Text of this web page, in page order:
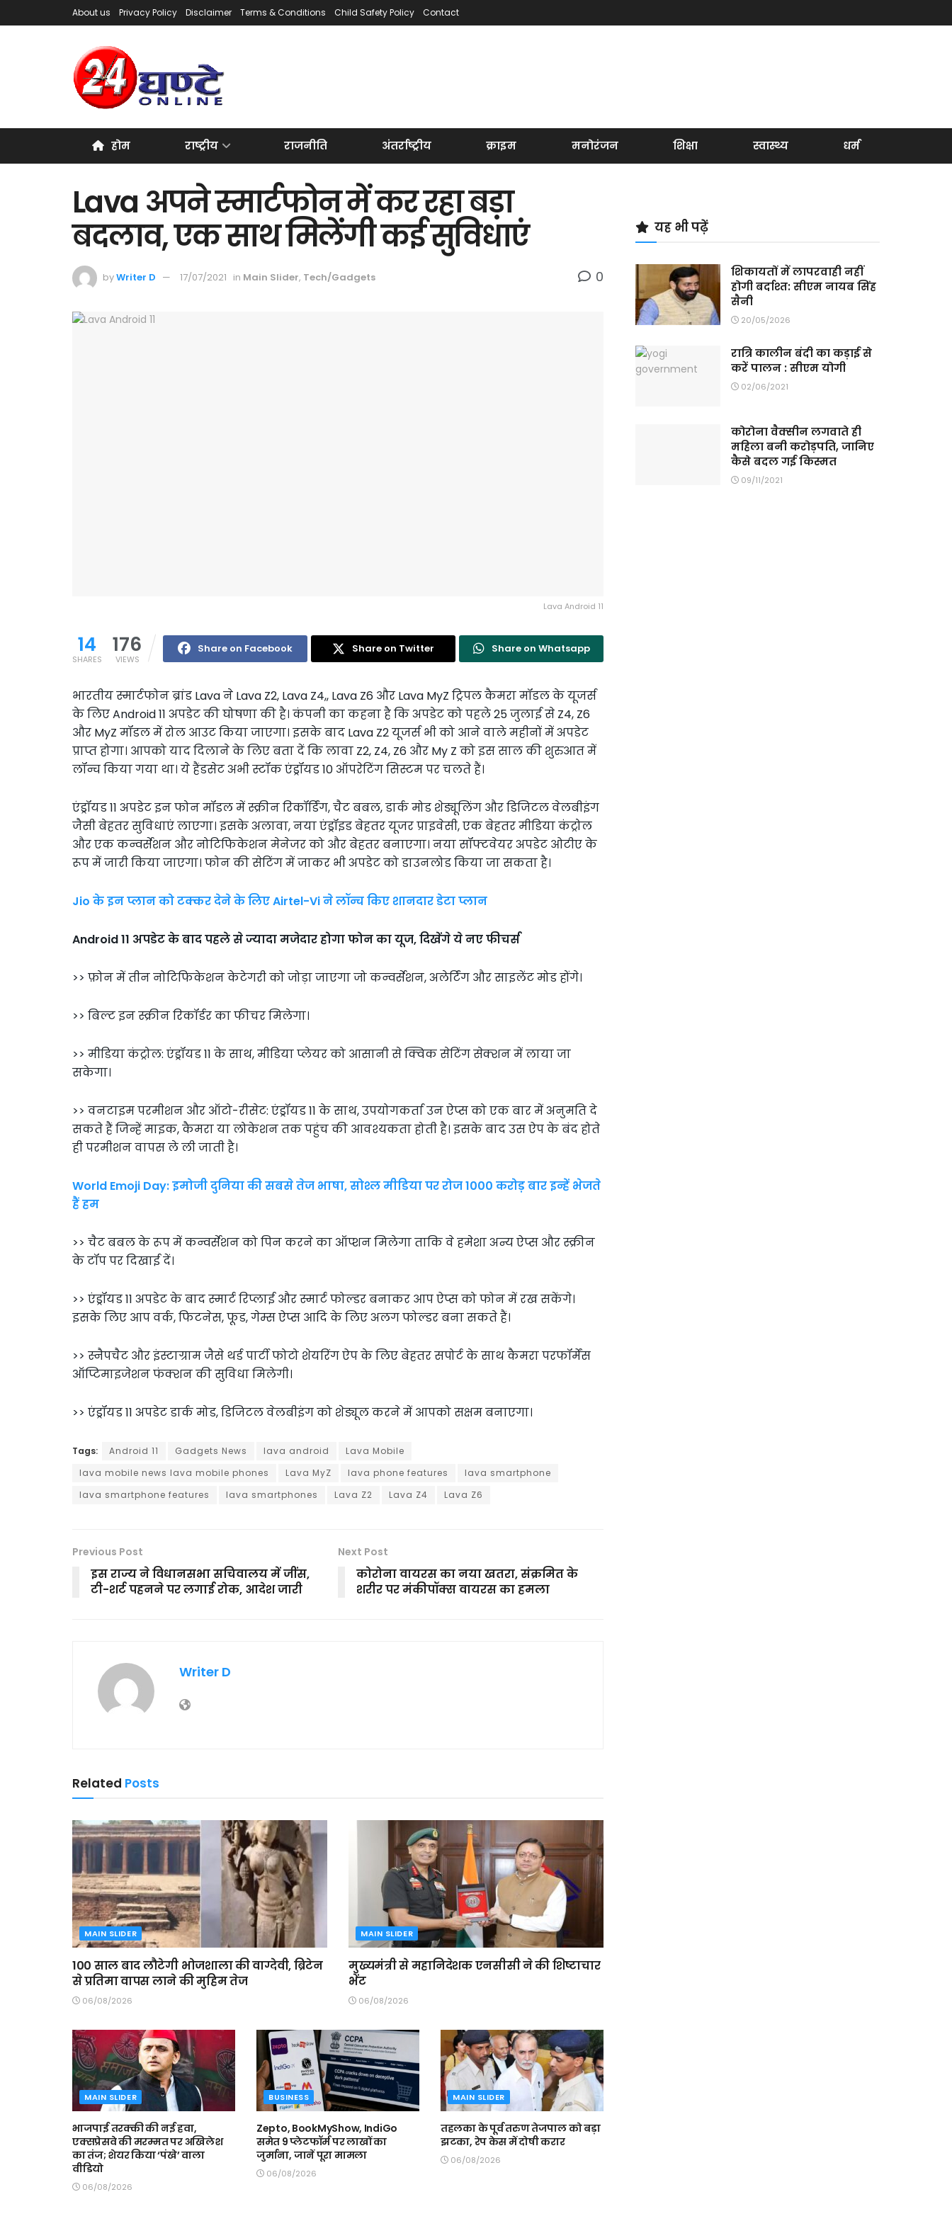
About us Privacy Policy Disclaimer Terms & Conditions Child Safety Policy Contact
होम राष्ट्रीय राजनीति अंतर्राष्ट्रीय क्राइम मनोरंजन शिक्षा स्वास्थ्य धर्म
Lava अपने स्मार्टफोन में कर रहा बड़ा
बदलाव, एक साथ मिलेंगी कई सुविधाएं
byWriter D 17/07/2021 in Main Slider, Tech/Gadgets 0
Lava Android 11
14
SHARES
176
VIEWS
Share on Facebook Share on Twitter Share on Whatsapp
भारतीय स्मार्टफोन ब्रांड Lava ने Lava Z2, Lava Z4,, Lava Z6 और Lava MyZ ट्रिपल कैमरा मॉडल के यूजर्स
के लिए Android 11 अपडेट की घोषणा की है। कंपनी का कहना है कि अपडेट को पहले 25 जुलाई से Z4, Z6
और MyZ मॉडल में रोल आउट किया जाएगा। इसके बाद Lava Z2 यूजर्स भी को आने वाले महीनों में अपडेट
प्राप्त होगा। आपको याद दिलाने के लिए बता दें कि लावा Z2, Z4, Z6 और My Z को इस साल की शुरुआत में
लॉन्च किया गया था। ये हैंडसेट अभी स्टॉक एंड्रॉयड 10 ऑपरेटिंग सिस्टम पर चलते हैं।
एंड्रॉयड 11 अपडेट इन फोन मॉडल में स्क्रीन रिकॉर्डिंग, चैट बबल, डार्क मोड शेड्यूलिंग और डिजिटल वेलबीइंग
जैसी बेहतर सुविधाएं लाएगा। इसके अलावा, नया एंड्रॉइड बेहतर यूजर प्राइवेसी, एक बेहतर मीडिया कंट्रोल
और एक कन्वर्सेशन और नोटिफिकेशन मेनेजर को और बेहतर बनाएगा। नया सॉफ्टवेयर अपडेट ओटीए के
रूप में जारी किया जाएगा। फोन की सेटिंग में जाकर भी अपडेट को डाउनलोड किया जा सकता है।
Jio के इन प्लान को टक्कर देने के लिए Airtel-Vi ने लॉन्च किए शानदार डेटा प्लान
Android 11 अपडेट के बाद पहले से ज्यादा मजेदार होगा फोन का यूज, दिखेंगे ये नए फीचर्स
>> फ़ोन में तीन नोटिफिकेशन केटेगरी को जोड़ा जाएगा जो कन्वर्सेशन, अलेर्टिंग और साइलेंट मोड होंगे।
>> बिल्ट इन स्क्रीन रिकॉर्डर का फीचर मिलेगा।
>> मीडिया कंट्रोल: एंड्रॉयड 11 के साथ, मीडिया प्लेयर को आसानी से क्विक सेटिंग सेक्शन में लाया जा
सकेगा।
>> वनटाइम परमीशन और ऑटो-रीसेट: एंड्रॉयड 11 के साथ, उपयोगकर्ता उन ऐप्स को एक बार में अनुमति दे
सकते हैं जिन्हें माइक, कैमरा या लोकेशन तक पहुंच की आवश्यकता होती है। इसके बाद उस ऐप के बंद होते
ही परमीशन वापस ले ली जाती है।
World Emoji Day: इमोजी दुनिया की सबसे तेज भाषा, सोश्ल मीडिया पर रोज 1000 करोड़ बार इन्हें भेजते
हैं हम
>> चैट बबल के रूप में कन्वर्सेशन को पिन करने का ऑप्शन मिलेगा ताकि वे हमेशा अन्य ऐप्स और स्क्रीन
के टॉप पर दिखाई दें।
>> एंड्रॉयड 11 अपडेट के बाद स्मार्ट रिप्लाई और स्मार्ट फोल्डर बनाकर आप ऐप्स को फोन में रख सकेंगे।
इसके लिए आप वर्क, फिटनेस, फूड, गेम्स ऐप्स आदि के लिए अलग फोल्डर बना सकते हैं।
>> स्नैपचैट और इंस्टाग्राम जैसे थर्ड पार्टी फोटो शेयरिंग ऐप के लिए बेहतर सपोर्ट के साथ कैमरा परफॉर्मेंस
ऑप्टिमाइजेशन फंक्शन की सुविधा मिलेगी।
>> एंड्रॉयड 11 अपडेट डार्क मोड, डिजिटल वेलबीइंग को शेड्यूल करने में आपको सक्षम बनाएगा।
Tags: Android 11 Gadgets News lava android
Lava Mobile
lava mobile news lava mobile phones
Lava MyZ lava phone features
lava smartphone
lava smartphone features
lava smartphones Lava Z2 Lava Z4 Lava Z6
Previous Post
इस राज्य ने विधानसभा सचिवालय में जींस,
टी-शर्ट पहनने पर लगाई रोक, आदेश जारी
Next Post
कोरोना वायरस का नया खतरा, संक्रमित के
शरीर पर मंकीपॉक्स वायरस का हमला
Writer D
Related Posts
MAIN SLIDER
100 साल बाद लौटेगी भोजशाला की वाग्देवी, ब्रिटेन
से प्रतिमा वापस लाने की मुहिम तेज
06/08/2026
MAIN SLIDER
मुख्यमंत्री से महानिदेशक एनसीसी ने की शिष्टाचार
भेंट
06/08/2026
MAIN SLIDER
भाजपाई तरक्की की नई हवा,
एक्सप्रेसवे की मरम्मत पर अखिलेश
का तंज; शेयर किया ‘पंखे’ वाला
वीडियो
06/08/2026
BUSINESS
Zepto, BookMyShow, IndiGo
समेत 9 प्लेटफॉर्म पर लाखों का
जुर्माना, जानें पूरा मामला
06/08/2026
MAIN SLIDER
तहलका के पूर्व तरुण तेजपाल को बड़ा
झटका, रेप केस में दोषी करार
06/08/2026
यह भी पढ़ें
शिकायतों में लापरवाही नहीं
होगी बर्दाश्त: सीएम नायब सिंह
सैनी
20/05/2026
रात्रि कालीन बंदी का कड़ाई से
करें पालन : सीएम योगी
02/06/2021
कोरोना वैक्सीन लगवाते ही
महिला बनी करोड़पति, जानिए
कैसे बदल गई किस्मत
09/11/2021